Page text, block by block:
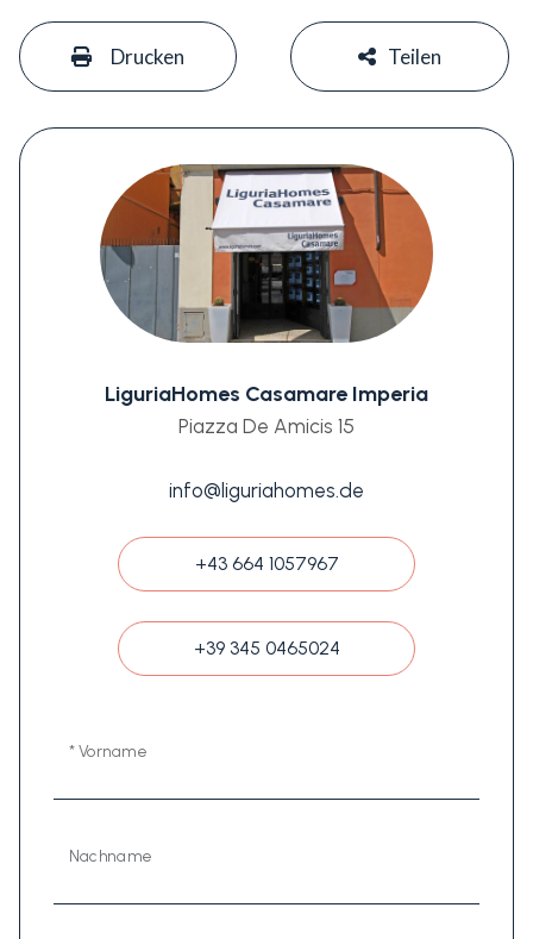
Drucken Teilen
LiguriaHomes Casamare Imperia
Piazza De Amicis 15
info@liguriahomes.de
+43 664 1057967
+39 345 0465024
* Vorname
Nachname